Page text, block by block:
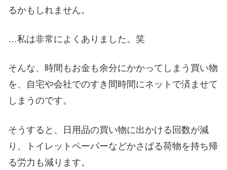
るかもしれません。
…私は非常によくありました。笑
そんな、時間もお金も余分にかかってしまう買い物
を、自宅や会社でのすき間時間にネットで済ませて
しまうのです。
そうすると、日用品の買い物に出かける回数が減
り、トイレットペーパーなどかさばる荷物を持ち帰
る労力も減ります。